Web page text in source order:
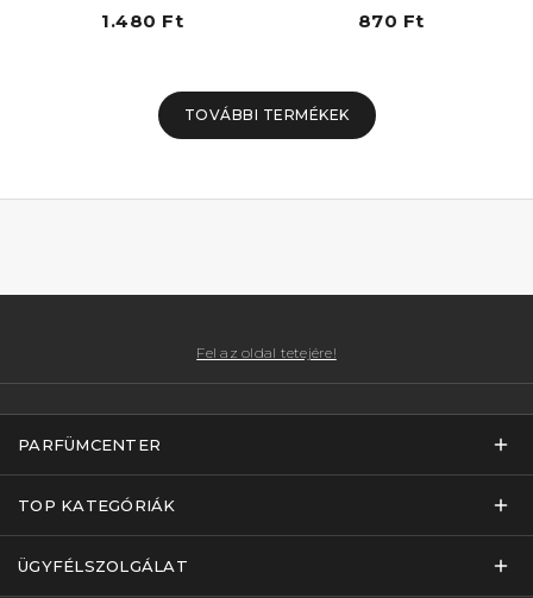
1.480 Ft 870 Ft
TOVÁBBI TERMÉKEK
Fel az oldal tetejére!
PARFÜMCENTER
TOP KATEGÓRIÁK
ÜGYFÉLSZOLGÁLAT